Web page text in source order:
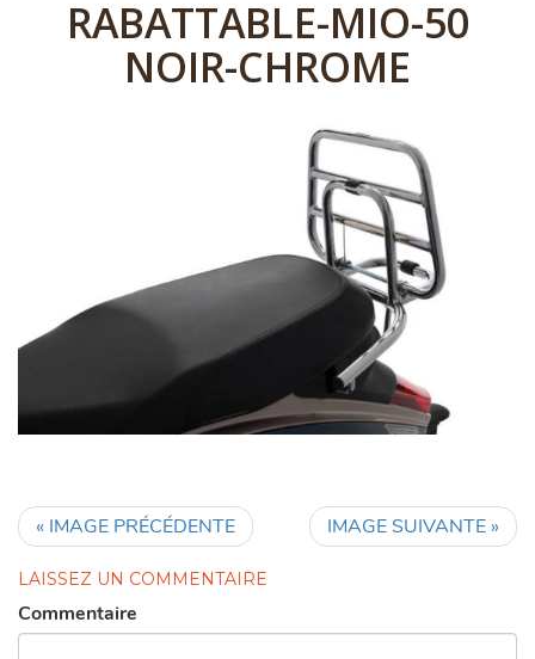
RABATTABLE-MIO-50
NOIR-CHROME
« IMAGE PRÉCÉDENTE IMAGE SUIVANTE »
LAISSEZ UN COMMENTAIRE
Commentaire